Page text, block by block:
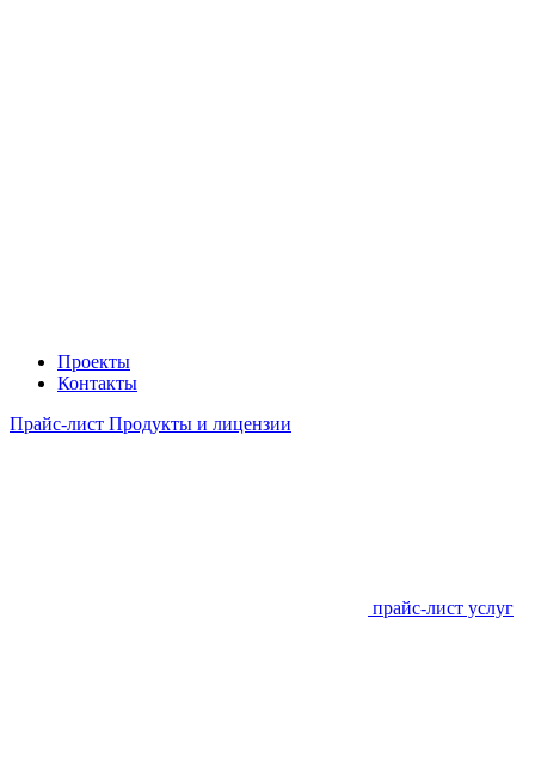
Проекты
Контакты
Прайс-лист Продукты и лицензии
прайс-лист услуг